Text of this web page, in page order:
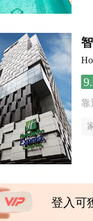
靠
登入可